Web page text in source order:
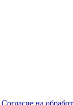
Согласие на